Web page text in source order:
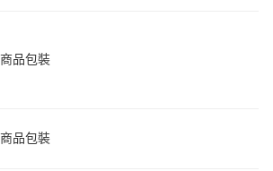
品包裝
品包裝